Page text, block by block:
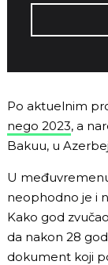
Po aktuelnim
nego 2023, a
Bakuu, u
U
neophodno je i
Kako god
da nakon 28
dokument koji